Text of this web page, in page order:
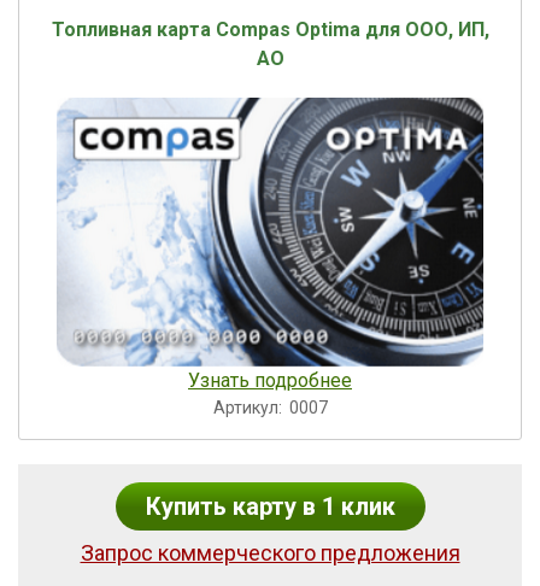
Топливная карта Compas Optima для ООО, ИП,
АО
Узнать подробнее
Артикул: 0007
Купить карту в 1 клик
Запрос коммерческого предложения